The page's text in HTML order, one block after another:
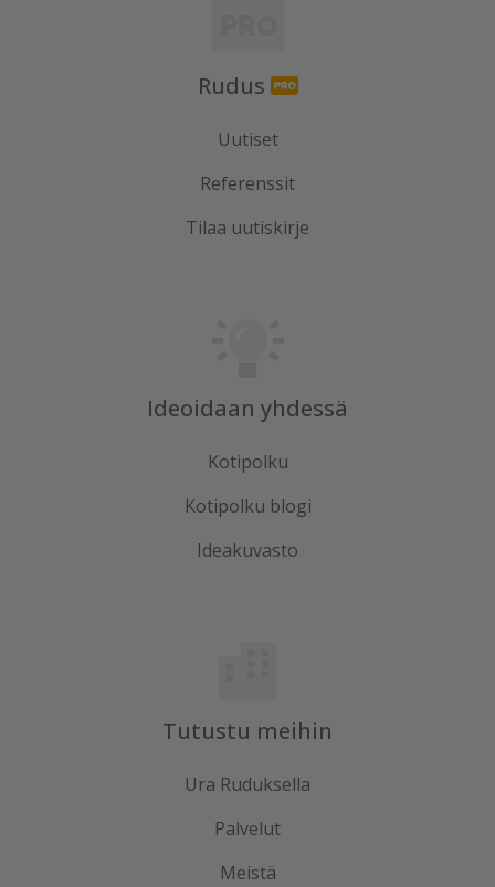
Rudus
Uutiset
Referenssit
Tilaa uutiskirje
Ideoidaan yhdessä
Kotipolku
Kotipolku blogi
Ideakuvasto
Tutustu meihin
Ura Ruduksella
Palvelut
Meistä